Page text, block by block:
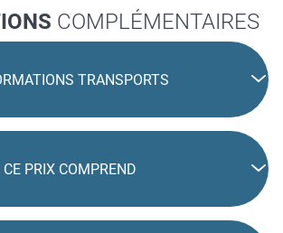
COMPLÉMENTAIRES
TRANSPORTS
CE PRIX COMPREND